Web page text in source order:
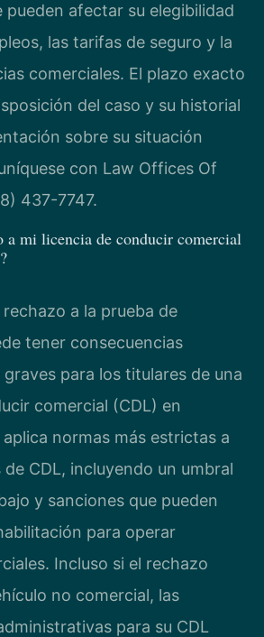
pueden afectar su elegibilidad
las tarifas de seguro y la
comerciales. El plazo exacto
del caso y su historial
sobre su situación
con Law Offices Of
437-7747.
a mi licencia de conducir comercial
a la prueba de
tener consecuencias
para los titulares de una
comercial (CDL) en
normas más estrictas a
CDL, incluyendo un umbral
y sanciones que pueden
para operar
Incluso si el rechazo
no comercial, las
para su CDL